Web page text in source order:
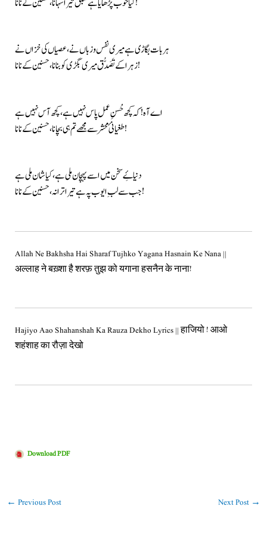
ہر بات بگاڑی ہے میری نفس و زباں نے، عصیاں کی خزاں نے
زہرا کے تَصَدُّق میری بگڑی کو بنانا، حسنین کے نانا!
اے آہ! کہ کچھ حُسنِ عمل پاس نہیں ہے، کچھ آس نہیں ہے
طغیانیٔ محشر سے مجھے تم ہی بچانا، حسنین کے نانا!
دنیاۓِ سخن میں اسے پہچان ملی ہے، کیا شان ملی ہے
جب سے لبِ ایوب پہ ہے تیرا ترانہ، حسنین کے نانا!
Allah Ne Bakhsha Hai Sharaf Tujhko Yagana Hasnain Ke Nana ||
अल्लाह ने बख़्शा है शरफ़ तुझ को यगाना हसनैन के नाना!
Hajiyo Aao Shahanshah Ka Rauza Dekho Lyrics || हाजियो ! आओ
शहंशाह का रौज़ा देखो
Download PDF
← Previous Post Next Post →